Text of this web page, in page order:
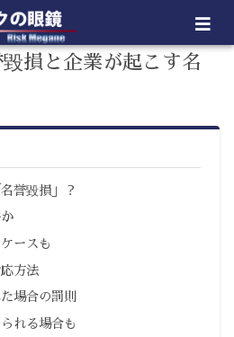
損と企業が起こす名
誉毀損」？
ースも
方法
場合の罰則
れる場合も